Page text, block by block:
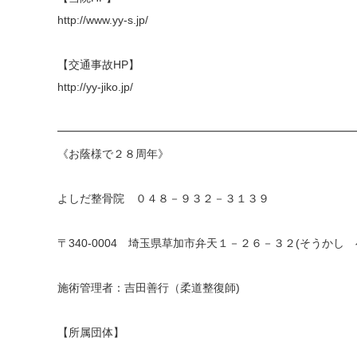
http://www.yy-s.jp/
【交通事故HP】
http://yy-jiko.jp/
《お蔭様で２８周年》
よしだ整骨院 ０４８－９３２－３１３９
〒340-0004 埼玉県草加市弁天１－２６－３２(そうかし
施術管理者：吉田善行（柔道整復師)
【所属団体】